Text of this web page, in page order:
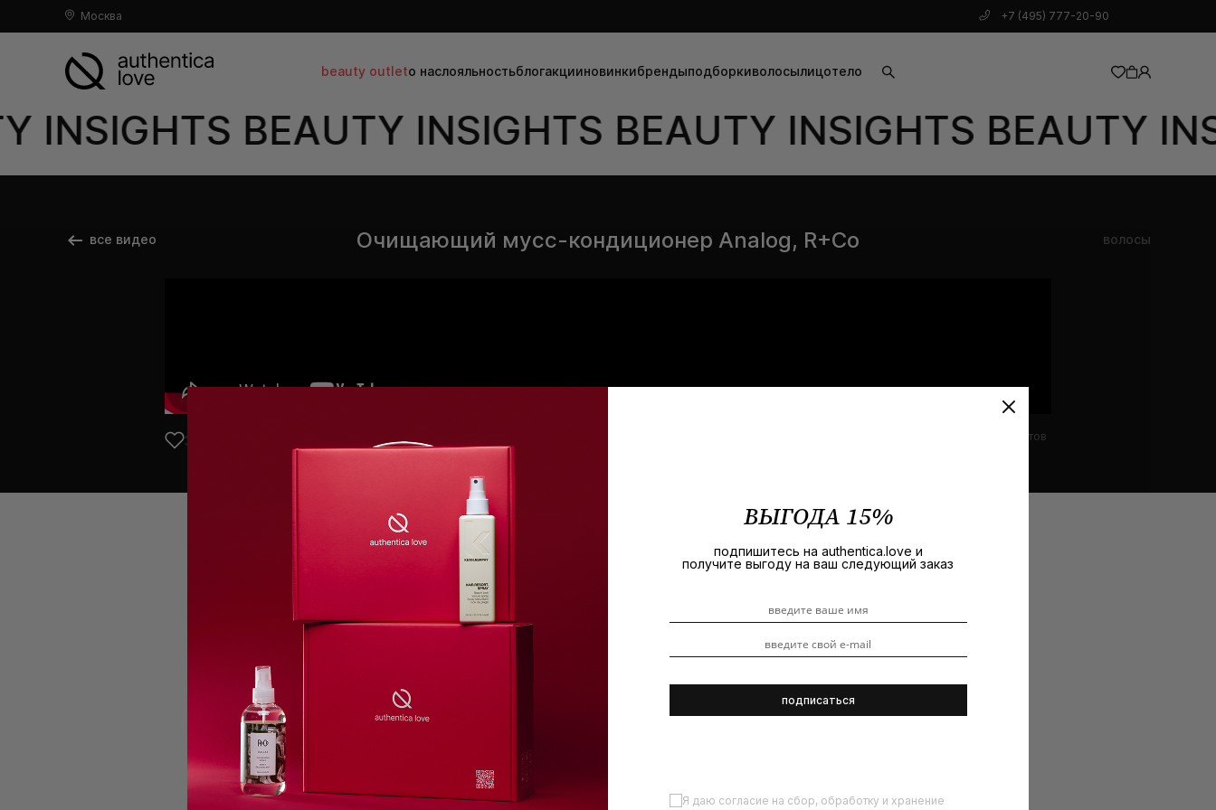
Москва +7 (495) 777-20-90
beauty outletо наслояльностьблогакцииновинкибрендыподборкиволосылицотело
добавлен в корзину
BEAUTY INSIGHTS BEAUTY INSIGHTS BEAUTY
все видео Очищающий мусс-кондиционер Analog, R+Co волосы
3 ноября 2023 Обзоры продуктов
ВЫГОДА 15%
подпишитесь на authentica.love и
получите выгоду на ваш следующий заказ
Я даю согласие на сбор, обработку и хранение